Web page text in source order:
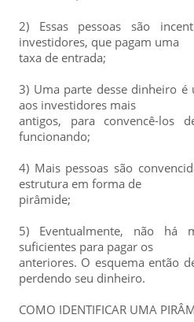
2) Essas pessoas são
investidores, que pagam uma
taxa de entrada;
3) Uma parte desse dinheiro é
aos investidores mais
antigos, para convencê-los
funcionando;
4) Mais pessoas são
estrutura em forma de
pirâmide;
5) Eventualmente, não há
suficientes para pagar os
anteriores. O esquema então
perdendo seu dinheiro.
COMO IDENTIFICAR UMA